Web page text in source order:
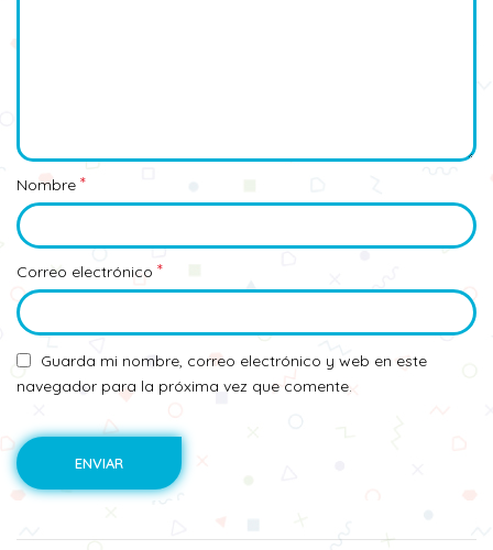
Nombre *
Correo electrónico *
Guarda mi nombre, correo electrónico y web en este
navegador para la próxima vez que comente.